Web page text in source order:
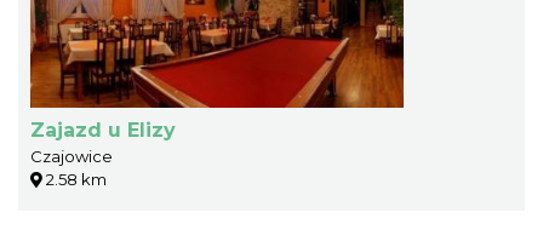
Zajazd u Elizy
Czajowice
2.58 km